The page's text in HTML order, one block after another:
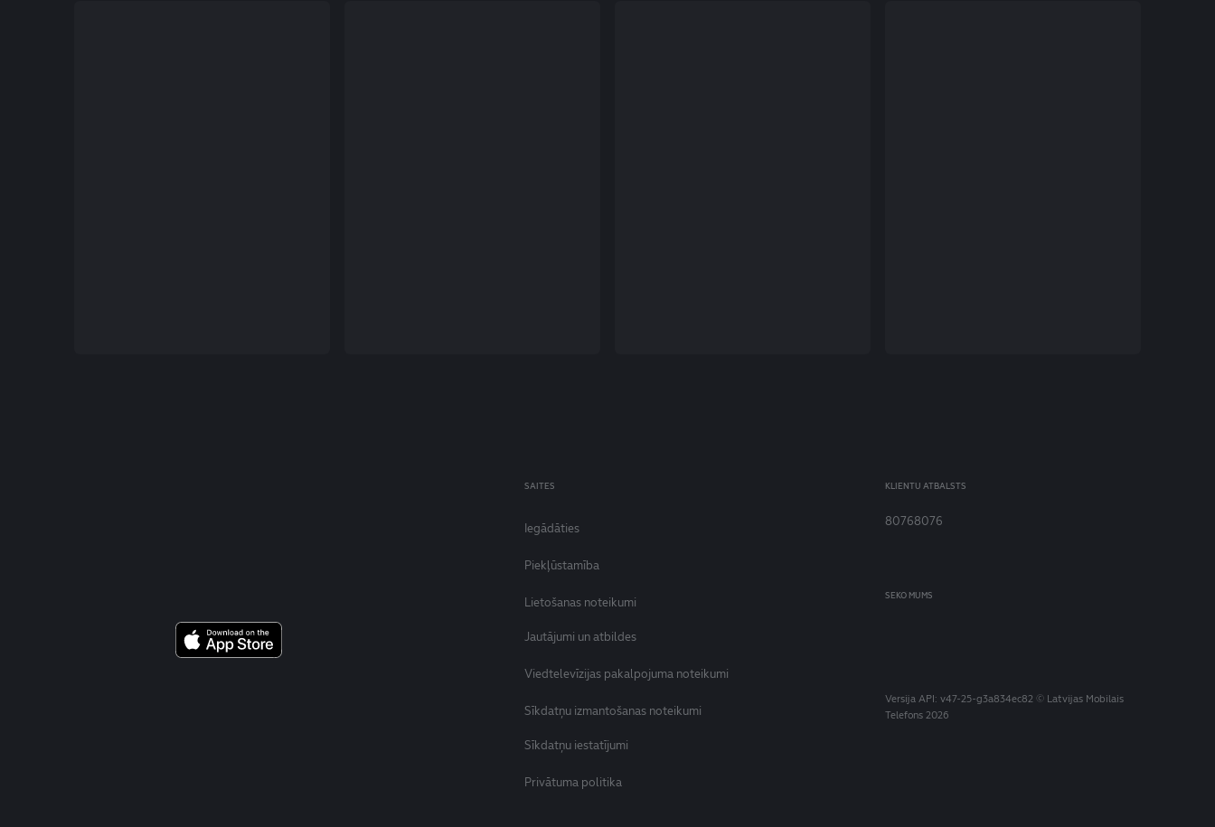
SAITES
Iegādāties
Piekļūstamība
Lietošanas noteikumi
Jautājumi un atbildes
Viedtelevīzijas pakalpojuma noteikumi
Sīkdatņu izmantošanas noteikumi
Sīkdatņu iestatījumi
Privātuma politika
KLIENTU ATBALSTS
80768076
SEKO MUMS
Versija API: v47-25-g3a834ec82© Latvijas Mobilais
Telefons 2026